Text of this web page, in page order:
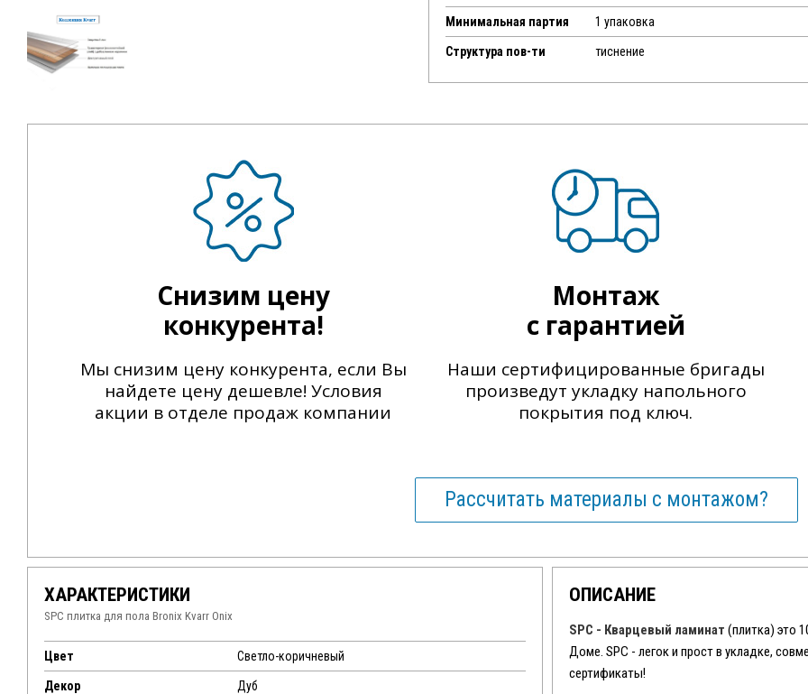
Минимальная партия 1 упаковка
Структура пов-ти тиснение
Снизим цену
конкурента!
Мы снизим цену конкурента, если Вы
найдете цену дешевле! Условия
акции в отделе продаж компании
Монтаж
с гарантией
Наши сертифицированные бригады
произведут укладку напольного
покрытия под ключ.
Рассчитать материалы с монтажом?
ХАРАКТЕРИСТИКИ
SPC плитка для пола Bronix Kvarr Onix
Цвет Светло-коричневый
Декор Дуб
ОПИСАНИЕ
SPC - Кварцевый ламинат (плитка) это
Доме. SPC - легок и прост в укладке,
сертификаты!